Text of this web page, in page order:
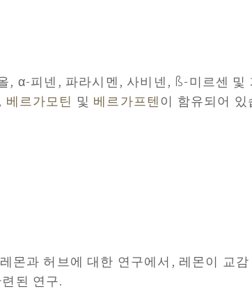
, α-피넨, 파라시멘, 사비넨, ß-미르센
, 베르가모틴 및 베르가프텐이 함유되어 있
몬과 허브에 대한 연구에서, 레몬이 교
된 연구.